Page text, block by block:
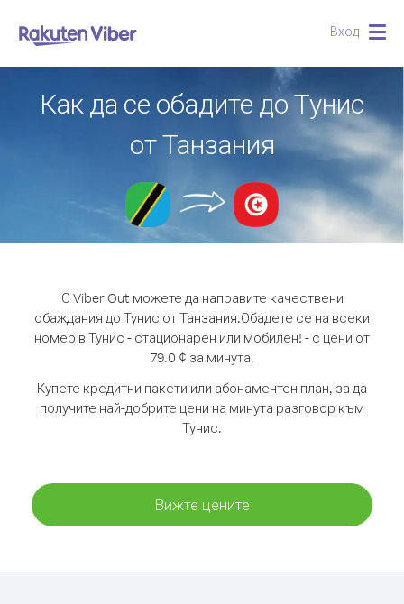
Вход
Как да се обадите до Тунис
от Танзания
С Viber Out можете да направите качествени
обаждания до Тунис от Танзания.Обадете се на всеки
номер в Тунис - стационарен или мобилен! - с цени от
79.0 ¢ за минута.
Купете кредитни пакети или абонаментен план, за да
получите най-добрите цени на минута разговор към
Тунис.
Вижте цените